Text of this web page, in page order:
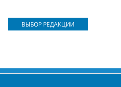
ВЫБОР РЕДАКЦИИ